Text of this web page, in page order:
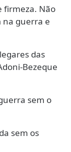
firmeza. Não
na guerra e
das
Bezeque
sem o
sem os